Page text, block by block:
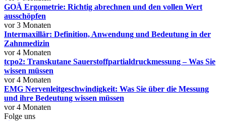
GOÄ Ergometrie: Richtig abrechnen und den vollen Wert
ausschöpfen
vor 3 Monaten
Intermaxillär: Definition, Anwendung und Bedeutung in der
Zahnmedizin
vor 4 Monaten
tcpo2: Transkutane Sauerstoffpartialdruckmessung – Was Sie
wissen müssen
vor 4 Monaten
EMG Nervenleitgeschwindigkeit: Was Sie über die Messung
und ihre Bedeutung wissen müssen
vor 4 Monaten
Folge uns